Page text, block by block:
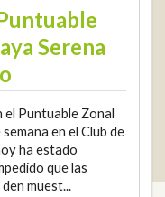
Serena
el Puntuable Zonal
en el Club de
ha estado
que las
muest...
Política de Privacidad
© DarkSky
Login